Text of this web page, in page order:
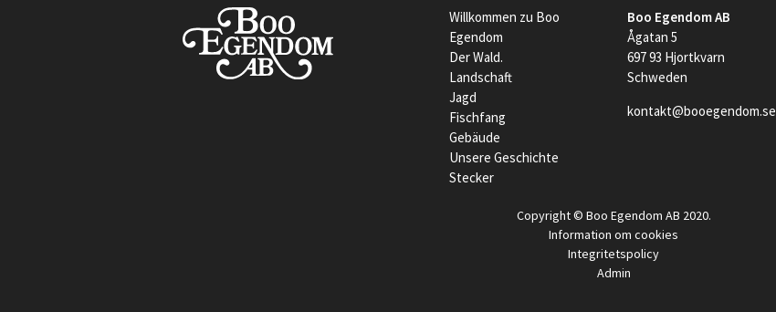
Willkommen zu Boo
Egendom
Der Wald.
Landschaft
Jagd
Fischfang
Gebäude
Unsere Geschichte
Stecker
Boo Egendom AB
Ågatan 5
697 93 Hjortkvarn
Schweden
kontakt@booegendom.se
Copyright © Boo Egendom AB 2020.
Information om cookies
Integritetspolicy
Admin